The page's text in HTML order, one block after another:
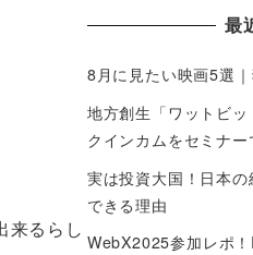
来るらし
最
8月に見たい映画5選
地方創生「ワットビ
クインカムをセミナー
実は投資大国！日本
できる理由
WebX2025参加レポ